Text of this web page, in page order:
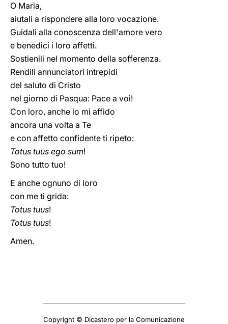
O Maria,
aiutali a rispondere alla loro vocazione.
Guidali alla conoscenza dell'amore vero
e benedici i loro affetti.
Sostienili nel momento della sofferenza.
Rendili annunciatori intrepidi
del saluto di Cristo
nel giorno di Pasqua: Pace a voi!
Con loro, anche io mi affido
ancora una volta a Te
e con affetto confidente ti ripeto:
Totus tuus ego sum!
Sono tutto tuo!
E anche ognuno di loro
con me ti grida:
Totus tuus!
Totus tuus!
Amen.
Copyright © Dicastero per la Comunicazione